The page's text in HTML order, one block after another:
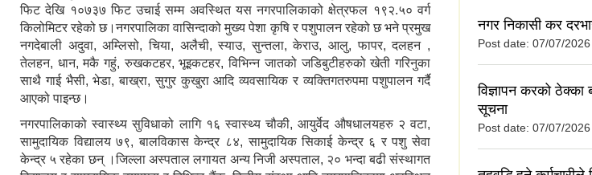
फिट देखि १०७३७ फिट उचाई सम्म अवस्थित यस नगरपालिकाको क्षेत्रफल १९२.५० वर्ग
किलोमिटर रहेको छ।नगरपालिका वासिन्दाको मुख्य पेशा कृषि र पशुपालन रहेको छ भने प्रमुख
नगदेबाली अदुवा, अम्लिसो, चिया, अलैची, स्याउ, सुन्तला, केराउ, आलु, फापर, दलहन ,
तेलहन, धान, मकै गहुं, रुखकटहर, भूइकटहर, विभिन्न जातको जडिबुटीहरुको खेती गरिनुका
साथै गाई भैसी, भेडा, बाख्रा, सुगुर कुखुरा आदि व्यवसायिक र व्यक्तिगतरुपमा पशुपालन गर्दै
आएको पाइन्छ।
नगरपालिकाको स्वास्थ्य सुविधाको लागि १६ स्वास्थ्य चौकी, आयुर्वेद औषधालयहरु २ वटा,
सामुदायिक विद्यालय ७९, बालविकास केन्द्र ८४, सामुदायिक सिकाई केन्द्र ६ र पशु सेवा
केन्द्र ५ रहेका छन् ।जिल्ला अस्पताल लगायत अन्य निजी अस्पताल, २० भन्दा बढी संस्थागत
नगर निकासी कर
Post date: 07/07/
विज्ञापन करको ठेक्का
सूचना
Post date: 07/07/